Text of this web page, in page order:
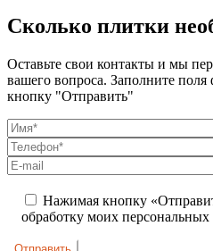
Сколько плитки
Оставьте свои контакты и мы
вашего вопроса. Заполните
кнопку "Отправить"
Нажимая кнопку
обработку моих